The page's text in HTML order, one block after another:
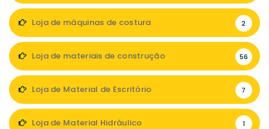
Loja de máquinas de costura 2
Loja de materiais de construção 56
Loja de Material de Escritório 7
Loja de Material Hidráulico 1